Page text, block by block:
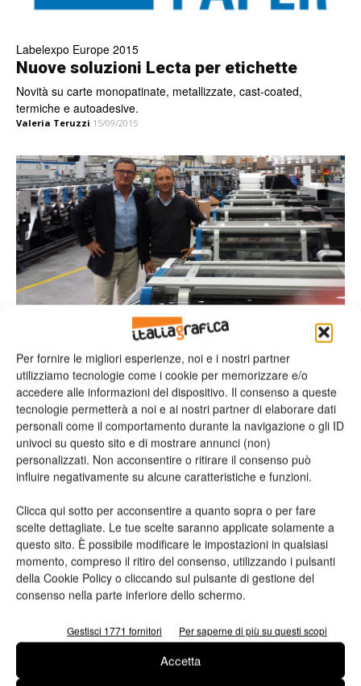
Per fornire le migliori esperienze, noi e i nostri partner
utilizziamo tecnologie come i cookie per memorizzare e/o
accedere alle informazioni del dispositivo. Il consenso a queste
tecnologie permetterà a noi e ai nostri partner di elaborare dati
personali come il comportamento durante la navigazione o gli ID
univoci su questo sito e di mostrare annunci (non)
personalizzati. Non acconsentire o ritirare il consenso può
influire negativamente su alcune caratteristiche e funzioni.
Clicca qui sotto per acconsentire a quanto sopra o per fare
scelte dettagliate. Le tue scelte saranno applicate solamente a
questo sito. È possibile modificare le impostazioni in qualsiasi
momento, compreso il ritiro del consenso, utilizzando i pulsanti
della Cookie Policy o cliccando sul pulsante di gestione del
consenso nella parte inferiore dello schermo.
Gestisci 1771 fornitori Per saperne di più su questi scopi
Accetta
Labelexpo Europe 2015
Nuove soluzioni Lecta per etichette
Novità su carte monopatinate, metallizzate, cast-coated,
termiche e autoadesive.
Valeria Teruzzi 15/09/2015
Litografia Castello entra nel mondo delle
etichette con Gallus
Valeria Teruzzi 17/09/2013